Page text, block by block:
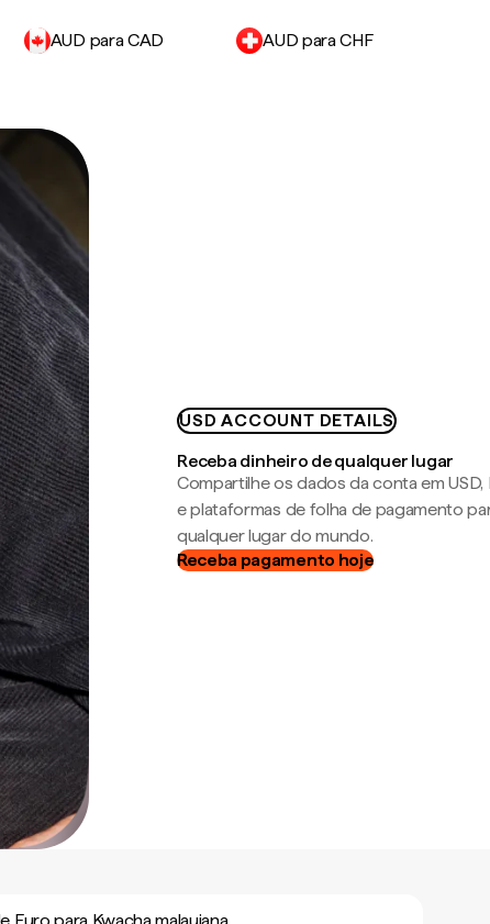
AUD para CAD AUD para CHF
USD ACCOUNT DETAILS
Receba dinheiro de qualquer lugar
Compartilhe os dados da conta em USD,
e plataformas de folha de pagamento
qualquer lugar do mundo.
Receba pagamento hoje